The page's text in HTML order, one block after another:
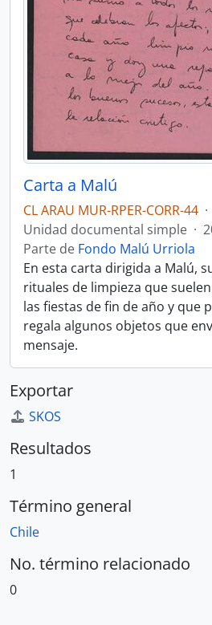
Carta a Malú
CL ARAU MUR-RPER-CORR-44 ·
Unidad documental simple ·
Parte de Fondo Malú Urriola
En esta carta dirigida a Malú,
rituales de limpieza que
las fiestas de fin de año y que
regala algunos objetos que
mensaje.
Exportar
SKOS
Resultados
1
Término general
Chile
No. término relacionado
0